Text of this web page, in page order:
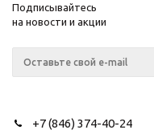
Подписывайтесь
на новости и акции
+7 (846) 374-40-24